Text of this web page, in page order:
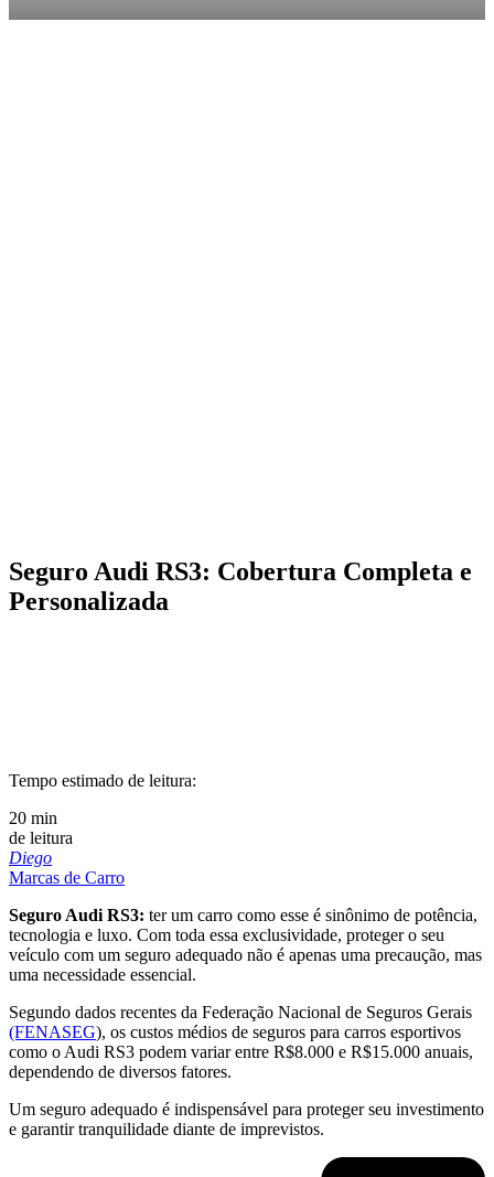
Seguro Audi RS3: Cobertura Completa e
Personalizada
Tempo estimado de leitura:
20 min
de leitura
Diego
Marcas de Carro
Seguro Audi RS3: ter um carro como esse é sinônimo de potência,
tecnologia e luxo. Com toda essa exclusividade, proteger o seu
veículo com um seguro adequado não é apenas uma precaução, mas
uma necessidade essencial.
Segundo dados recentes da Federação Nacional de Seguros Gerais
(FENASEG), os custos médios de seguros para carros esportivos
como o Audi RS3 podem variar entre R$8.000 e R$15.000 anuais,
dependendo de diversos fatores.
Um seguro adequado é indispensável para proteger seu investimento
e garantir tranquilidade diante de imprevistos.